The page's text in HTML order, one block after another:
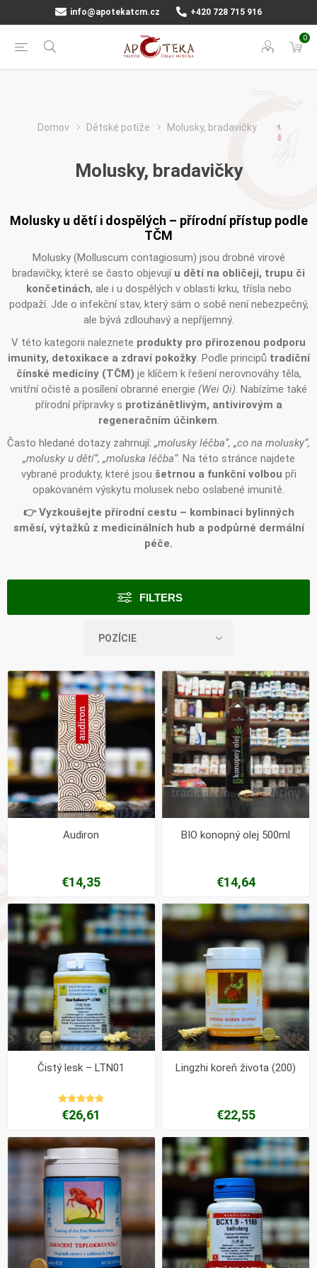
info@apotekatcm.cz +420 728 715 916
0
Domov Dětské potíže Molusky, bradavičky
Molusky, bradavičky
Molusky u dětí i dospělých – přírodní přístup podle
TČM
Molusky (Molluscum contagiosum) jsou drobné virové
bradavičky, které se často objevují u dětí na obličeji, trupu či
končetinách, ale i u dospělých v oblasti krku, třísla nebo
podpaží. Jde o infekční stav, který sám o sobě není nebezpečný,
ale bývá zdlouhavý a nepříjemný.
V této kategorii naleznete produkty pro přirozenou podporu
imunity, detoxikace a zdraví pokožky. Podle principů tradiční
čínské medicíny (TČM) je klíčem k řešení nerovnováhy těla,
vnitřní očistě a posílení obranné energie (Wei Qi). Nabízíme také
přírodní přípravky s protizánětlivým, antivirovým a
regeneračním účinkem.
Často hledané dotazy zahrnují: „molusky léčba“, „co na molusky“,
„molusky u dětí“, „moluska léčba“. Na této stránce najdete
vybrané produkty, které jsou šetrnou a funkční volbou při
opakovaném výskytu molusek nebo oslabené imunitě.
👉 Vyzkoušejte přírodní cestu – kombinaci bylinných
směsí, výtažků z medicinálních hub a podpůrné dermální
péče.
FILTERS
Audiron
€14,35
BIO konopný olej 500ml
€14,64
Čistý lesk – LTN01
€26,61
Lingzhi koreň života (200)
€22,55